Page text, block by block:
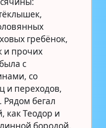
гребёнок,
и прочих
с
со
и переходов,
Рядом бегал
как Теодор и
бородой,